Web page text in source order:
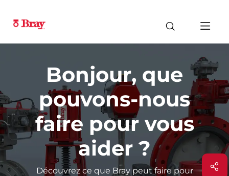
Bonjour, que
pouvons-nous
faire pour vous
aider ?
Découvrez ce que Bray peut faire pour